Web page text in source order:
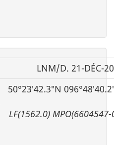
LNM/D. 21-DÉC-
50°23′42.3″N
LF(1562.0) MPO(6604547-